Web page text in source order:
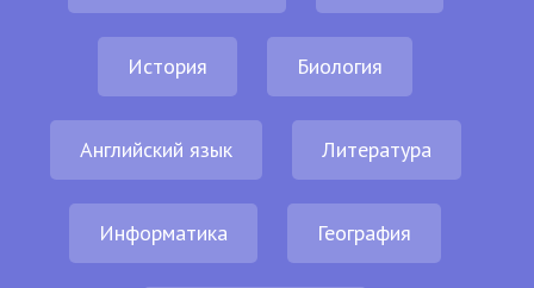
История Биология
Английский язык Литература
Информатика География